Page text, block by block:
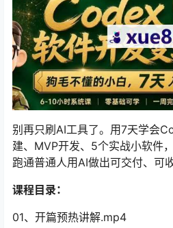
别再只刷AI工具了。用7天学会
建、MVP开发、5个实战小软件
跑通普通人用AI做出可交付、可
课程目录：
01、开篇预热讲解.mp4